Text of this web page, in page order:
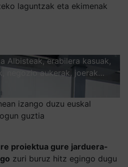
laguntzak eta ekimenak
Albisteak, erabilera kasuak,
negozio aukerak, joerak…
izango duzu euskal
guztia
proiektua gure jarduera-
zuri buruz hitz egingo dugu